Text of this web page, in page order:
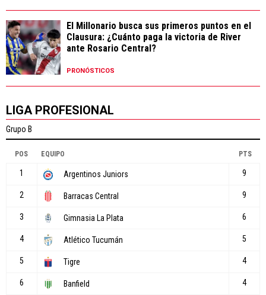
El Millonario busca sus primeros puntos en el
Clausura: ¿Cuánto paga la victoria de River
ante Rosario Central?
PRONÓSTICOS
LIGA PROFESIONAL